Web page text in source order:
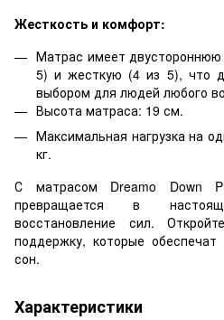
Жесткость и комфорт:
Матрас имеет
5) и жесткую (4 из 5), что
выбором для людей любого
Высота матраса: 19 см.
Максимальная нагрузка на
кг.
С матрасом Dreamo Down
превращается в
восстановление сил.
поддержку, которые
сон.
Характеристики